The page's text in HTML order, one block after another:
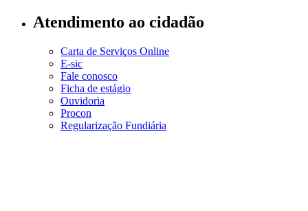
Atendimento ao cidadão
Carta de Serviços Online
E-sic
Fale conosco
Ficha de estágio
Ouvidoria
Procon
Regularização Fundiária